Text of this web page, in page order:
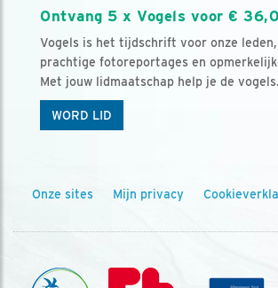
Ontvang 5 x Vogels voor €
Vogels is het tijdschrift voor onze
prachtige fotoreportages en
Met jouw lidmaatschap help je de vogels.
WORD LID
Onze sites Mijn privacy